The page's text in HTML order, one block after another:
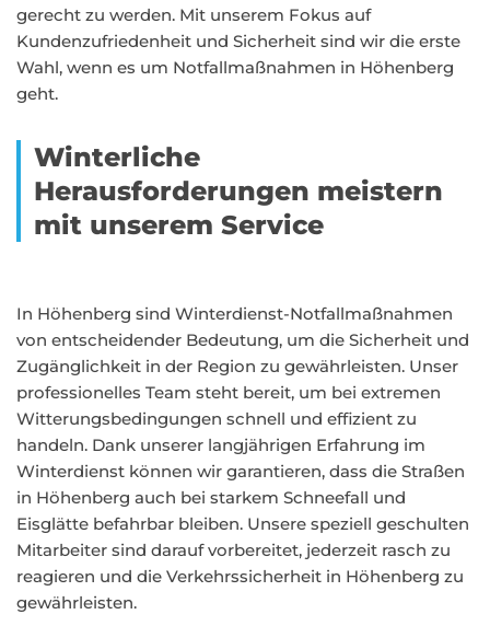
gerecht zu werden. Mit unserem Fokus auf
Kundenzufriedenheit und Sicherheit sind wir die erste
Wahl, wenn es um Notfallmaßnahmen in Höhenberg
geht.
Winterliche
Herausforderungen meistern
mit unserem Service
In Höhenberg sind Winterdienst-Notfallmaßnahmen
von entscheidender Bedeutung, um die Sicherheit und
Zugänglichkeit in der Region zu gewährleisten. Unser
professionelles Team steht bereit, um bei extremen
Witterungsbedingungen schnell und effizient zu
handeln. Dank unserer langjährigen Erfahrung im
Winterdienst können wir garantieren, dass die Straßen
in Höhenberg auch bei starkem Schneefall und
Eisglätte befahrbar bleiben. Unsere speziell geschulten
Mitarbeiter sind darauf vorbereitet, jederzeit rasch zu
reagieren und die Verkehrssicherheit in Höhenberg zu
gewährleisten.